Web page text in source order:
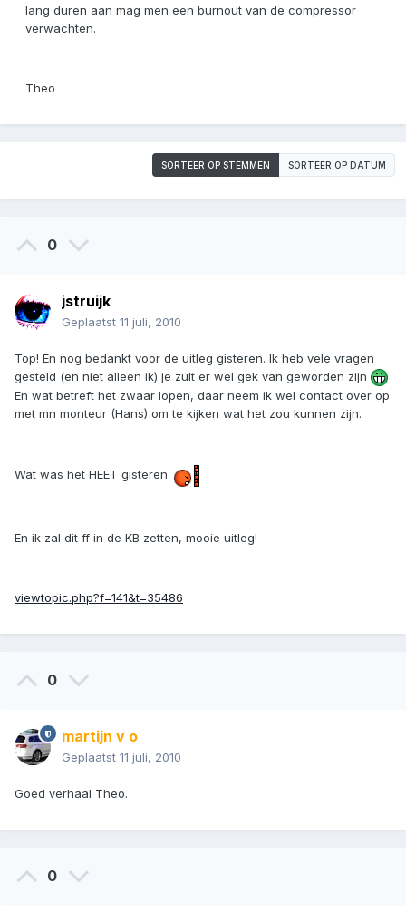
lang duren aan mag men een burnout van de compressor
verwachten.
Theo
SORTEER OP STEMMEN SORTEER OP DATUM
0
jstruijk
Geplaatst 11 juli, 2010
Top! En nog bedankt voor de uitleg gisteren. Ik heb vele vragen
gesteld (en niet alleen ik) je zult er wel gek van geworden zijn
En wat betreft het zwaar lopen, daar neem ik wel contact over op
met mn monteur (Hans) om te kijken wat het zou kunnen zijn.
Wat was het HEET gisteren
En ik zal dit ff in de KB zetten, mooie uitleg!
viewtopic.php?f=141&t=35486
0
martijn v o
Geplaatst 11 juli, 2010
Goed verhaal Theo.
0